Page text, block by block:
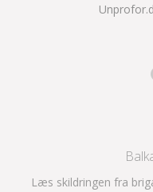
Læs skildringen fra